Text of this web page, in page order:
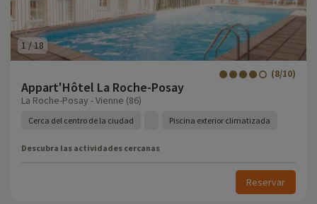
1 /18
Appart'Hôtel La Roche-Posay
(8/10)
La Roche-Posay - Vienne (86)
Cerca del centro de la ciudad Piscina exterior climatizada
Descubra las actividades cercanas
Reservar